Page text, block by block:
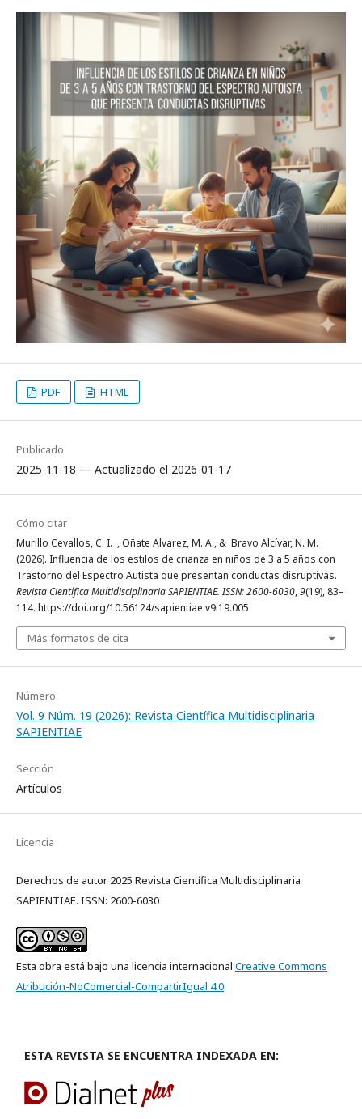
PDF HTML
Publicado
2025-11-18 — Actualizado el 2026-01-17
Cómo citar
Murillo Cevallos, C. I. ., Oñate Alvarez, M. A., & Bravo Alcívar, N. M.
(2026). Influencia de los estilos de crianza en niños de 3 a 5 años con
Trastorno del Espectro Autista que presentan conductas disruptivas.
Revista Científica Multidisciplinaria SAPIENTIAE. ISSN: 2600-6030,9(19), 83–
114. https://doi.org/10.56124/sapientiae.v9i19.005
Más formatos de cita
Número
Vol. 9 Núm. 19 (2026): Revista Científica Multidisciplinaria
SAPIENTIAE
Sección
Artículos
Licencia
Derechos de autor 2025 Revista Científica Multidisciplinaria
SAPIENTIAE. ISSN: 2600-6030
Esta obra está bajo una licencia internacional Creative Commons
Atribución-NoComercial-CompartirIgual 4.0.
ESTA REVISTA SE ENCUENTRA INDEXADA EN: